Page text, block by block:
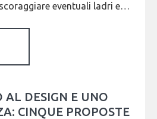
eventuali ladri e…
AL DESIGN E UNO
CINQUE PROPOSTE